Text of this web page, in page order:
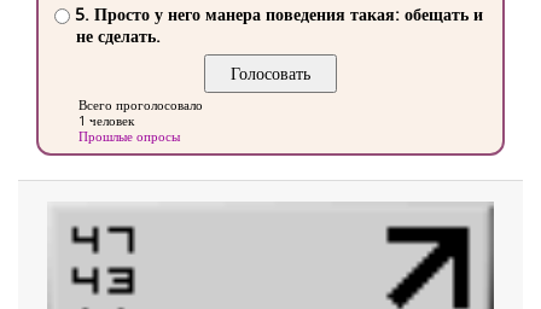
5. Просто у него манера поведения такая: обещать и
не сделать.
Всего проголосовало
1 человек
Прошлые опросы